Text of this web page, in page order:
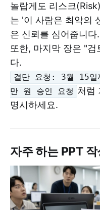
놀랍게도 리스크
는 '이 사람은 최악의
은 신뢰를 심어줍니다.
또한, 마지막 장은 "검
다.
결단 요청: 3월 15
만 원 승인 요청 처럼
명시하세요.
자주 하는 PPT